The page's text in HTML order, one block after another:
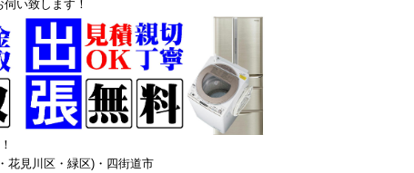
い致します！
花見川区・緑区)・四街道市